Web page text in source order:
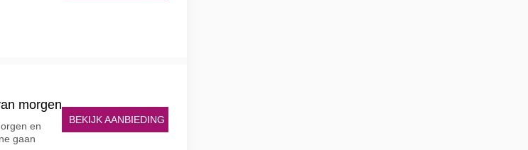
morgen
en
gaan
BEKIJK AANBIEDING